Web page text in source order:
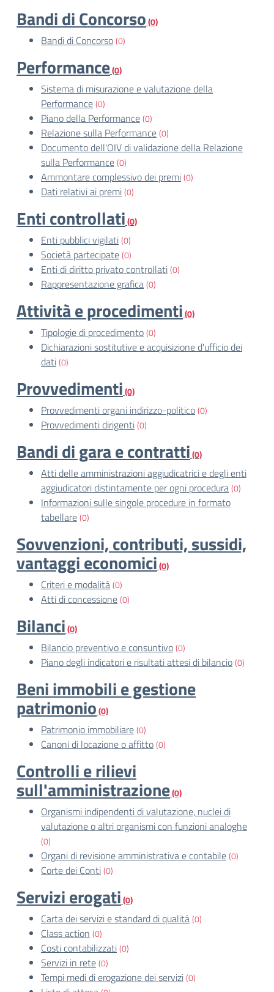
Bandi di Concorso(0)
Bandi di Concorso(0)
Performance(0)
Sistema di misurazione e valutazione della
Performance(0)
Piano della Performance(0)
Relazione sulla Performance(0)
Documento dell'OIV di validazione della Relazione
sulla Performance(0)
Ammontare complessivo dei premi(0)
Dati relativi ai premi(0)
Enti controllati(0)
Enti pubblici vigilati(0)
Società partecipate(0)
Enti di diritto privato controllati(0)
Rappresentazione grafica(0)
Attività e procedimenti(0)
Tipologie di procedimento(0)
Dichiarazioni sostitutive e acquisizione d'ufficio dei
dati(0)
Provvedimenti(0)
Provvedimenti organi indirizzo-politico(0)
Provvedimenti dirigenti(0)
Bandi di gara e contratti(0)
Atti delle amministrazioni aggiudicatrici e degli enti
aggiudicatori distintamente per ogni procedura(0)
Informazioni sulle singole procedure in formato
tabellare(0)
Sovvenzioni, contributi, sussidi,
vantaggi economici(0)
Criteri e modalità(0)
Atti di concessione(0)
Bilanci(0)
Bilancio preventivo e consuntivo(0)
Piano degli indicatori e risultati attesi di bilancio(0)
Beni immobili e gestione
patrimonio(0)
Patrimonio immobiliare(0)
Canoni di locazione o affitto(0)
Controlli e rilievi
sull'amministrazione(0)
Organismi indipendenti di valutazione, nuclei di
valutazione o altri organismi con funzioni analoghe
(0)
Organi di revisione amministrativa e contabile(0)
Corte dei Conti(0)
Servizi erogati(0)
Carta dei servizi e standard di qualità(0)
Class action (0)
Costi contabilizzati(0)
Servizi in rete(0)
Tempi medi di erogazione dei servizi(0)